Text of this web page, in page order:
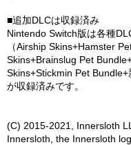
■追加DLCは収録済み
Nintendo Switch版は各種
（Airship Skins+Hamster
Skins+Brainslug Pet
Skins+Stickmin Pet Bundle+
が収録済みです。
(C) 2015-2021, Innersloth
Innersloth, the Innersloth